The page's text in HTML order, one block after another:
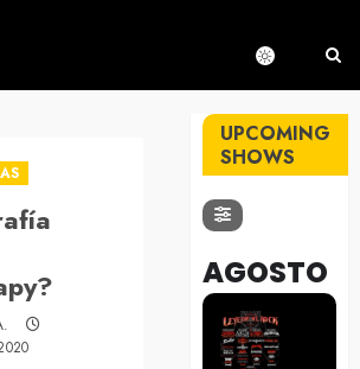
UPCOMING
SHOWS
AGOSTO